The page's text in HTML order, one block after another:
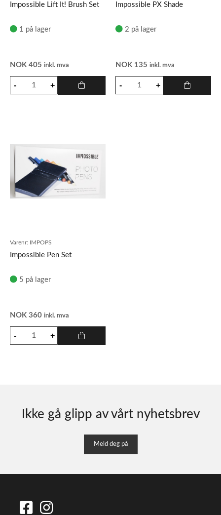
Impossible Lift It! Brush Set
1 på lager
NOK 405 inkl. mva
Impossible PX Shade
2 på lager
NOK 135 inkl. mva
Varenr: IMPOPS
Impossible Pen Set
5 på lager
NOK 360 inkl. mva
Ikke gå glipp av vårt nyhetsbrev
Meld deg på